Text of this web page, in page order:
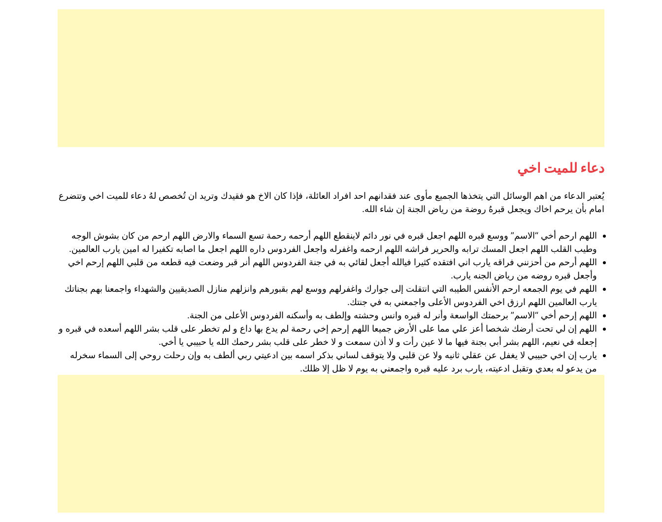
دعاء للميت اخي
يُعتبر الدعاء من اهم الوسائل التي يتخذها الجميع مأوى عند فقدانهم احد افراد العائلة، فإذا كان الاخ هو فقيدك وتريد ان تُخصص لهُ دعاء للميت اخي وتتضرع
امام بأن يرحم اخاك ويجعل قبرهُ روضة من رياض الجنة إن شاء الله.
اللهم ارحم أخي “الاسم” ووسع قبره اللهم اجعل قبره في نور دائم لاينقطع اللهم أرحمه رحمة تسع السماء والارض اللهم ارحم من كان بشوش الوجه
وطيب القلب اللهم اجعل المسك ترابه والحرير فراشه اللهم ارحمه واغفرله واجعل الفردوس داره اللهم اجعل ما اصابه تكفيرا له امين يارب العالمين.
اللهم أرحم من أحزنني فراقه يارب اني افتقده كثيرا فيالله أجعل لقائي به في جنة الفردوس اللهم أنر قبر وضعت فيه قطعه من قلبي اللهم إرحم اخي
وأجعل قبره روضه من رياض الجنه يارب.
اللهم في يوم الجمعه ارحم الأنفس الطيبه التي انتقلت إلى جوارك واغفرلهم ووسع لهم بقبورهم وانزلهم منازل الصديقيين والشهداء واجمعنا بهم بجناتك
يارب العالمين اللهم ارزق اخي الفردوس الأعلى واجمعني به في جنتك.
اللهم إرحم أخي “الاسم” برحمتك الواسعة وأنر له قبره وانس وحشته وإلطف به وأسكنه الفردوس الأعلى من الجنة.
اللهم إن لي تحت أرضك شخصا أعز علي مما على الأرض جميعا اللهم إرحم إخي رحمة لم يدع بها داع و لم تخطر على قلب بشر اللهم أسعده في قبره و
إجعله في نعيم، اللهم بشر أبي بجنة فيها ما لا عين رأت و لا أذن سمعت و لا خطر على قلب بشر رحمك الله يا حبيبي يا أخي.
يارب إن اخي حبيبي لا يغفل عن عقلي ثانيه ولا عن قلبي ولا يتوقف لساني بذكر اسمه بين ادعيتي ربي ألطف به وإن رحلت روحي إلى السماء سخرله
من يدعو له بعدي وتقبل ادعيته، يارب برد عليه قبره واجمعني به يوم لا ظل إلا ظلك.